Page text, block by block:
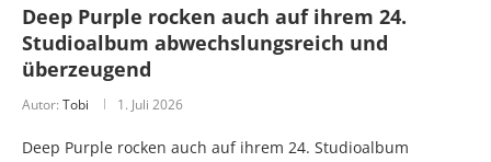
Deep Purple rocken auch auf ihrem 24.
Studioalbum abwechslungsreich und
überzeugend
Autor: Tobi 1. Juli 2026
Deep Purple rocken auch auf ihrem 24. Studioalbum